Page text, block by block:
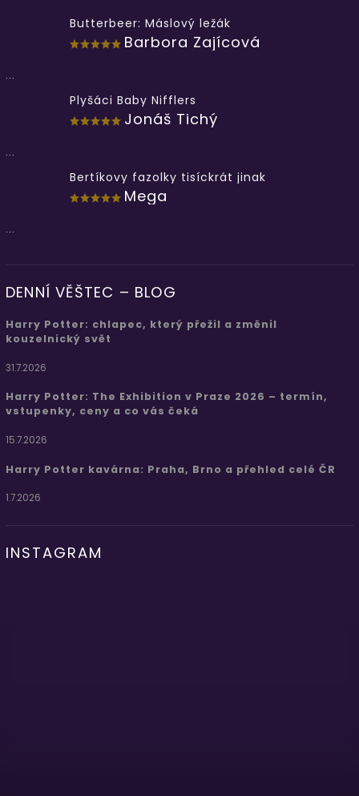
Butterbeer: Máslový ležák
Barbora Zajícová
...
Plyšáci Baby Nifflers
Jonáš Tichý
...
Bertíkovy fazolky tisíckrát jinak
Mega
...
DENNÍ VĚŠTEC – BLOG
Harry Potter: chlapec, který přežil a změnil
kouzelnický svět
31.7.2026
Harry Potter: The Exhibition v Praze 2026 – termín,
vstupenky, ceny a co vás čeká
15.7.2026
Harry Potter kavárna: Praha, Brno a přehled celé ČR
1.7.2026
INSTAGRAM